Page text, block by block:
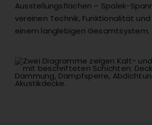
Ausstellungsflächen – Spalek-
vereinen Technik, Funktionalität und
einem langlebigen Gesamtsystem.